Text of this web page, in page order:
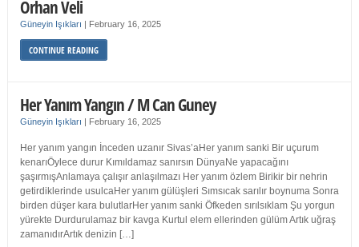
Orhan Veli
Güneyin Işıkları | February 16, 2025
CONTINUE READING
Her Yanım Yangın / M Can Guney
Güneyin Işıkları | February 16, 2025
Her yanım yangın İnceden uzanır Sivas’aHer yanım sanki Bir uçurum
kenarıÖylece durur Kımıldamaz sanırsın DünyaNe yapacağını
şaşırmışAnlamaya çalışır anlaşılmazı Her yanım özlem Birikir bir nehrin
getirdiklerinde usulcaHer yanım gülüşleri Sımsıcak sarılır boynuma Sonra
birden düşer kara bulutlarHer yanım sanki Öfkeden sırılsıklam Şu yorgun
yürekte Durdurulamaz bir kavga Kurtul elem ellerinden gülüm Artık uğraş
zamanıdırArtık denizin […]